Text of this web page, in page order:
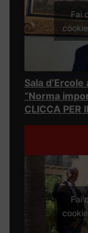
Fai
Sala
“Norma
CLICCA PER
Fai